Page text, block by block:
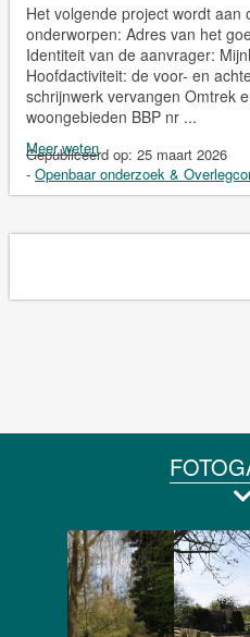
Het volgende project wordt aan
onderworpen: Adres van het
Identiteit van de aanvrager:
Hoofdactiviteit: de voor- en
schrijnwerk vervangen Omtrek
woongebieden BBP nr ...
Meer weten
Gepubliceerd op: 25 maart 2026
- Openbaar onderzoek &